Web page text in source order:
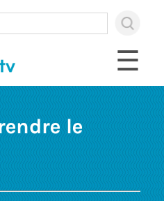
×
to
to
go
☰
le